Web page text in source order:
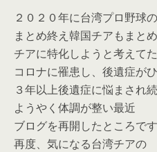
２０２０年に台湾プロ野球
まとめ終え韓国チアもまとめ
チアに特化しようと考えて
コロナに罹患し、後遺症が
３年以上後遺症に悩まされ
ようやく体調が整い最近
ブログを再開したところです
再度、気になる台湾チアの